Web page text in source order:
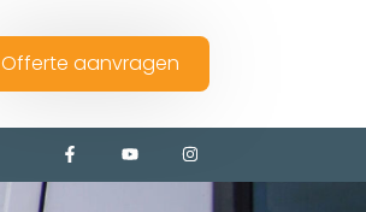
Offerte aanvragen